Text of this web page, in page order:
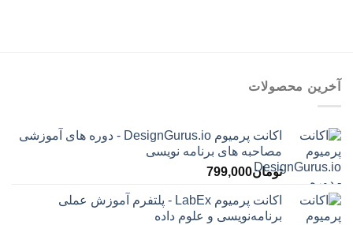
آخرین محصولات
اکانت پرمیوم DesignGurus.io - دوره ‌های آموزشی
مصاحبه ‌های برنامه نویسی
تومان799,000
اکانت پرمیوم LabEx - پلتفرم آموزش عملی
برنامه‌نویسی و علوم داده